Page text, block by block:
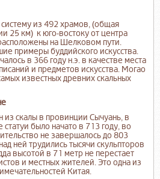
из 492 храмов, (общая
25 км) к юго-востоку от центра
на Шелковом пути.
примеры буддийского искусства.
в 366 году н.э. в качестве места
и предметов искусства. Могао
известных древних скальных
из скалы в провинции Сычуань, в
было начато в 713 году, во
не завершалось до 803
ней трудились тысячи скульпторов
высотой в 71 метр не перестает
и местных жителей. Это одна из
Китая.